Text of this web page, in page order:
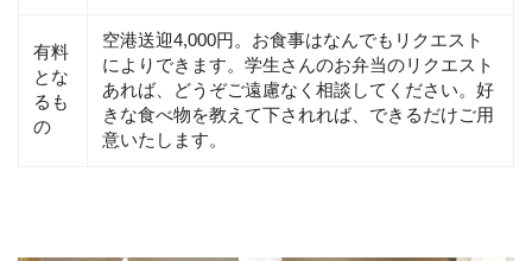
有料
とな
るも
の
空港送迎4,000円。お食事はなんでもリクエスト
によりできます。学生さんのお弁当のリクエスト
あれば、どうぞご遠慮なく相談してください。好
きな食べ物を教えて下されれば、できるだけご用
意いたします。